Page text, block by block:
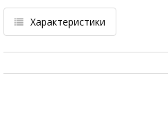
Характеристики